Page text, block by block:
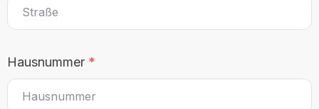
Hausnummer *